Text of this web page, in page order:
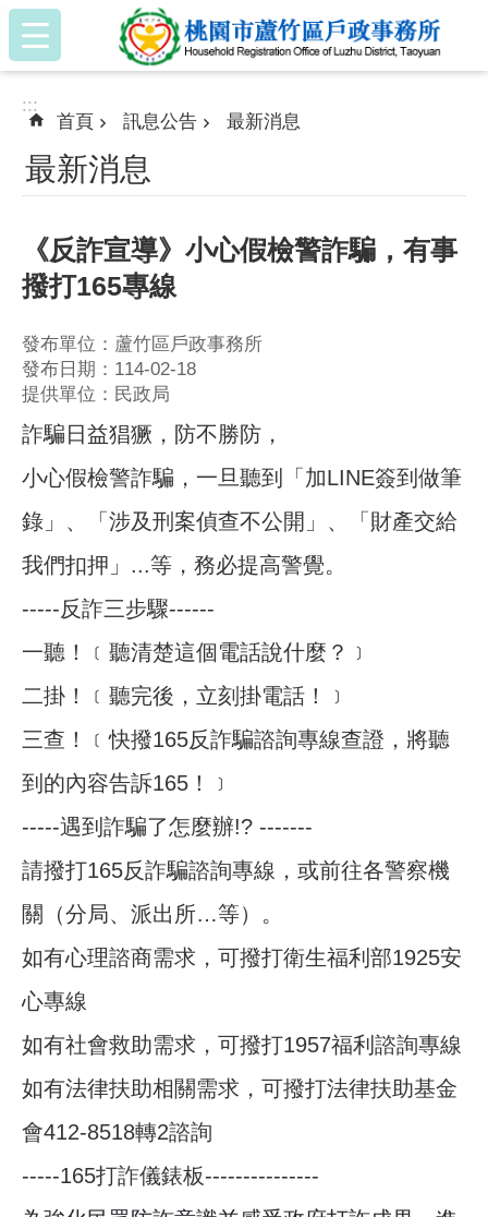
跳到主要內容區塊
:::
:::
首頁 訊息公告 最新消息
最新消息
《反詐宣導》小心假檢警詐騙，有事
撥打165專線
發布單位：蘆竹區戶政事務所
發布日期：114-02-18
提供單位：民政局
詐騙日益猖獗，防不勝防，
小心假檢警詐騙，一旦聽到「加LINE簽到做筆
錄」、「涉及刑案偵查不公開」、「財產交給
我們扣押」...等，務必提高警覺。
-----反詐三步驟------
一聽！﹝聽清楚這個電話說什麼？﹞
二掛！﹝聽完後，立刻掛電話！﹞
三查！﹝快撥165反詐騙諮詢專線查證，將聽
到的內容告訴165！﹞
-----遇到詐騙了怎麼辦!? -------
請撥打165反詐騙諮詢專線，或前往各警察機
關（分局、派出所…等）。
如有心理諮商需求，可撥打衛生福利部1925安
心專線
如有社會救助需求，可撥打1957福利諮詢專線
如有法律扶助相關需求，可撥打法律扶助基金
會412-8518轉2諮詢
-----165打詐儀錶板---------------